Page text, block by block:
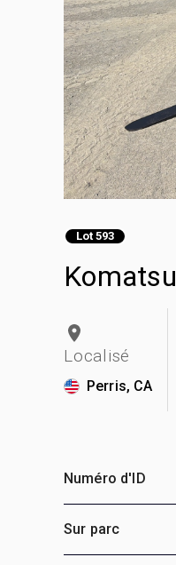
Lot 593
Localisé
Perris, CA
Numéro d'ID
Sur parc